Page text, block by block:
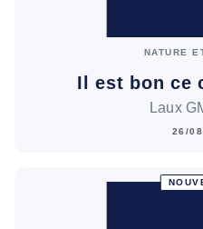
NATURE
Il est bon ce
Laux
26/